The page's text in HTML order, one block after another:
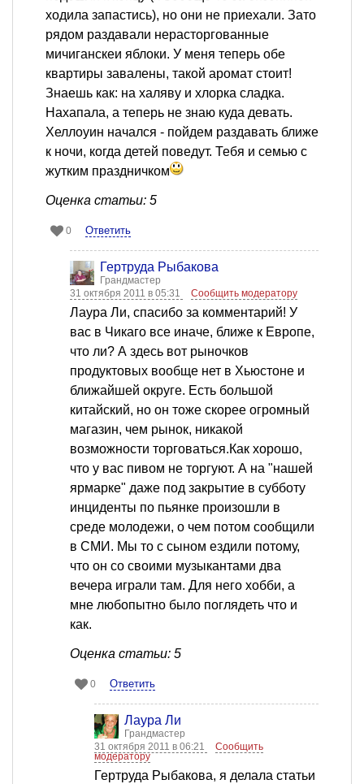
ходила запастись), но они не приехали. Зато
рядом раздавали нерасторгованные
мичиганскеи яблоки. У меня теперь обе
квартиры завалены, такой аромат стоит!
Знаешь как: на халяву и хлорка сладка.
Нахапала, а теперь не знаю куда девать.
Хеллоуин начался - пойдем раздавать ближе
к ночи, когда детей поведут. Тебя и семью с
жутким праздничком
Оценка статьи: 5
0 Ответить
Гертруда Рыбакова
Грандмастер
31 октября 2011 в 05:31
Сообщить модератору
Лаура Ли, спасибо за комментарий! У
вас в Чикаго все иначе, ближе к Европе,
что ли? А здесь вот рыночков
продуктовых вообще нет в Хьюстоне и
ближайшей округе. Есть большой
китайский, но он тоже скорее огромный
магазин, чем рынок, никакой
возможности торговаться.Как хорошо,
что у вас пивом не торгуют. А на "нашей
ярмарке" даже под закрытие в субботу
инциденты по пьянке произошли в
среде молодежи, о чем потом сообщили
в СМИ. Мы то с сыном ездили потому,
что он со своими музыкантами два
вечера играли там. Для него хобби, а
мне любопытно было поглядеть что и
как.
Оценка статьи: 5
0 Ответить
Лаура Ли
Грандмастер
31 октября 2011 в 06:21
Сообщить
модератору
Гертруда Рыбакова, я делала статьи